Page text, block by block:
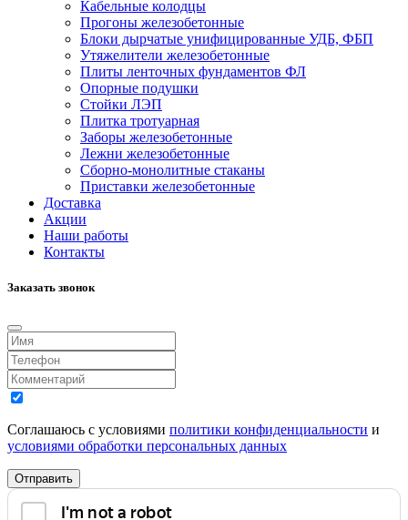
Кабельные колодцы
Прогоны железобетонные
Блоки дырчатые унифицированные УДБ, ФБП
Утяжелители железобетонные
Плиты ленточных фундаментов ФЛ
Опорные подушки
Стойки ЛЭП
Плитка тротуарная
Заборы железобетонные
Лежни железобетонные
Сборно-монолитные стаканы
Приставки железобетонные
Доставка
Акции
Наши работы
Контакты
Заказать звонок
Соглашаюсь с условиями политики конфиденциальности и
условиями обработки персональных данных
Отправить